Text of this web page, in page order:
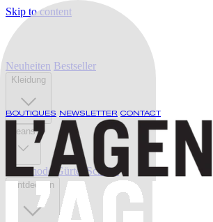
Skip to content
BOUTIQUES NEWSLETTER CONTACT
Neuheiten Bestseller
Kleidung
Jeans
Bademode Gürtel Schuhe
Entdecken